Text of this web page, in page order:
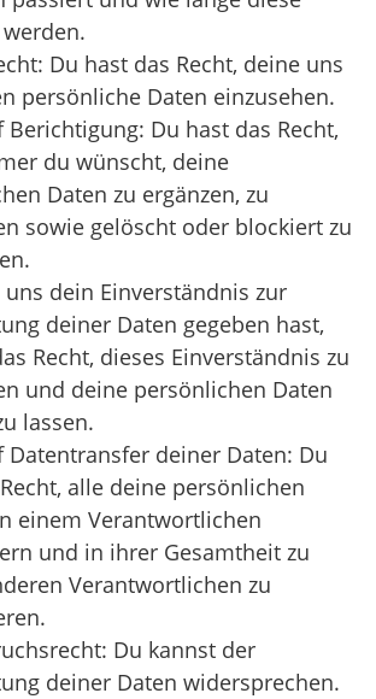
Du hast das Recht, deine uns
persönliche Daten einzusehen.
Berichtigung: Du hast das Recht,
du wünscht, deine
Daten zu ergänzen, zu
sowie gelöscht oder blockiert zu
dein Einverständnis zur
deiner Daten gegeben hast,
Recht, dieses Einverständnis zu
und deine persönlichen Daten
lassen.
Datentransfer deiner Daten: Du
alle deine persönlichen
einem Verantwortlichen
und in ihrer Gesamtheit zu
Verantwortlichen zu
Du kannst der
deiner Daten widersprechen.